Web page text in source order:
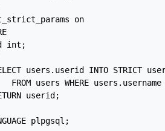
on
int;
users.userid INTO STRICT
FROM users WHERE
userid;
plpgsql;